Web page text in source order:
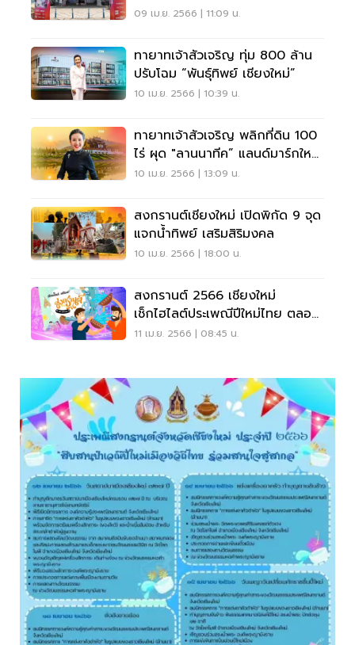
09 เม.ย. 2566 | 11:09 น.
ทายาทเจ้าสัวเจริญ ทุ่ม 800 ล้าน
ปรับโฉม “พันธุ์ทิพย์ เชียงใหม่”
10 เม.ย. 2566 | 10:39 น.
ทายาทเจ้าสัวเจริญ พลิกที่ดิน 100
ไร่ ผุด "ลานนาทีค” แลนด์มาร์กใหม่
เชียงใหม่
10 เม.ย. 2566 | 13:09 น.
สงกรานต์เชียงใหม่ เปิดพิกัด 9 จุด
แจกน้ำทิพย์ เสริมสิริมงคล
10 เม.ย. 2566 | 18:00 น.
สงกรานต์ 2566 เชียงใหม่
เช็กไฮไลต์ประเพณีปีใหม่ไทย ตลอด
เทศกาล
11 เม.ย. 2566 | 08:45 น.